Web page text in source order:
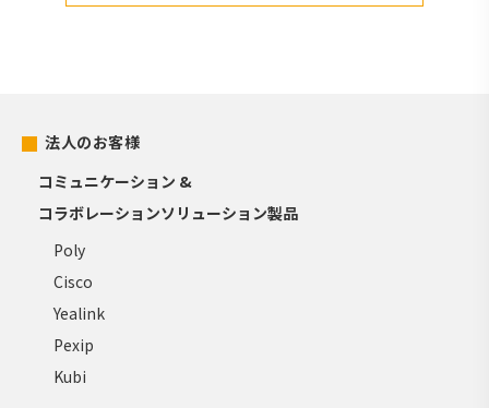
法人のお客様
コミュニケーション &
コラボレーションソリューション製品
Poly
Cisco
Yealink
Pexip
Kubi